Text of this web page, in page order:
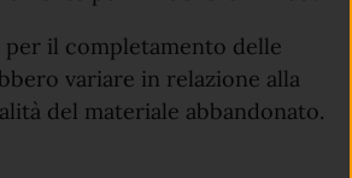
per il completamento delle
variare in relazione alla
del materiale abbandonato.